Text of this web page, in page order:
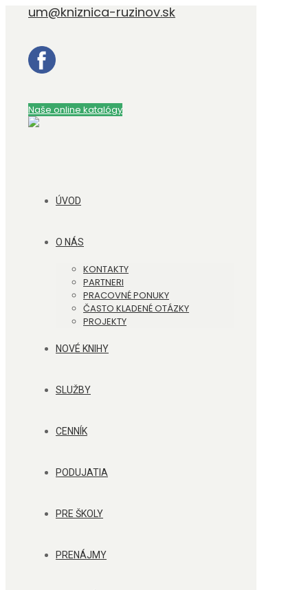
um@kniznica-ruzinov.sk
Naše online katalógy
ÚVOD
O NÁS
KONTAKTY
PARTNERI
PRACOVNÉ PONUKY
ČASTO KLADENÉ OTÁZKY
PROJEKTY
NOVÉ KNIHY
SLUŽBY
CENNÍK
PODUJATIA
PRE ŠKOLY
PRENÁJMY